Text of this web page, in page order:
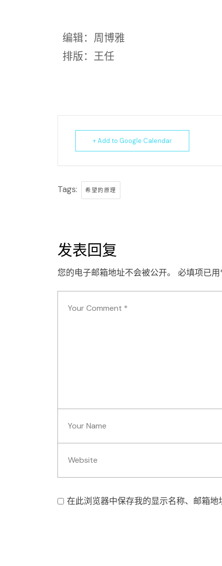
编辑：周博雅
排版：王任
+ Add to Google Calendar
Tags: 希望的原理
发表回复
您的电子邮箱地址不会被公开。 必填项已用
在此浏览器中保存我的显示名称、邮箱